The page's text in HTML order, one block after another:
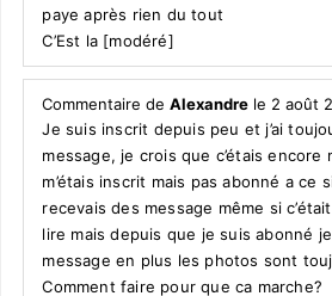
paye après rien du tout
C’Est la [modéré]
Commentaire deAlexandre le 2 août
Je suis inscrit depuis peu et j’ai
message, je crois que c’étais encore
m’étais inscrit mais pas abonné a ce
recevais des message même si
lire mais depuis que je suis abonné
message en plus les photos sont
Comment faire pour que ca marche?